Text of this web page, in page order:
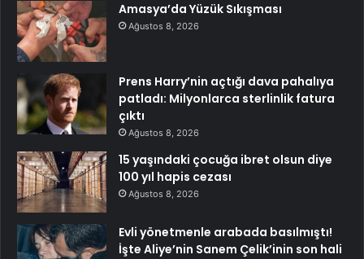
Amasya’da Yüzük Sıkışması
Ağustos 8, 2026
Prens Harry’nin açtığı dava pahalıya
patladı: Milyonlarca sterlinlik fatura
çıktı
Ağustos 8, 2026
15 yaşındaki çocuğa ibret olsun diye
100 yıl hapis cezası
Ağustos 8, 2026
Evli yönetmenle arabada basılmıştı!
İşte Aliye’nin Sanem Çelik’inin son hali